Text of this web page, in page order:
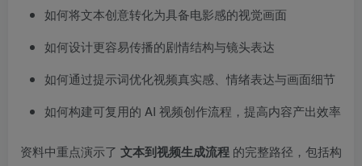
如何将文本创意转化为具备电影感的视觉画面
如何设计更容易传播的剧情结构与镜头表达
如何通过提示词优化视频真实感、情绪表达与画面细节
如何构建可复用的 AI 视频创作流程，提高内容产出效率
资料中重点演示了 文本到视频生成流程 的完整路径，包括构